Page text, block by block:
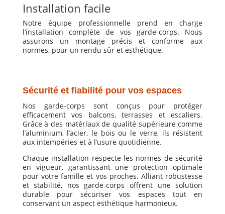
Installation facile
Notre équipe professionnelle prend en charge
l’installation complète de vos garde-corps. Nous
assurons un montage précis et conforme aux
normes, pour un rendu sûr et esthétique.
Sécurité et fiabilité pour vos espaces
Nos garde-corps sont conçus pour protéger
efficacement vos balcons, terrasses et escaliers.
Grâce à des matériaux de qualité supérieure comme
l’aluminium, l’acier, le bois ou le verre, ils résistent
aux intempéries et à l’usure quotidienne.
Chaque installation respecte les normes de sécurité
en vigueur, garantissant une protection optimale
pour votre famille et vos proches. Alliant robustesse
et stabilité, nos garde-corps offrent une solution
durable pour sécuriser vos espaces tout en
conservant un aspect esthétique harmonieux.